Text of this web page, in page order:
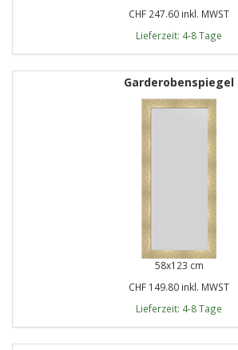
CHF 247.60 inkl. MWST
Lieferzeit: 4-8 Tage
Garderobenspiegel
58x123 cm
CHF 149.80 inkl. MWST
Lieferzeit: 4-8 Tage